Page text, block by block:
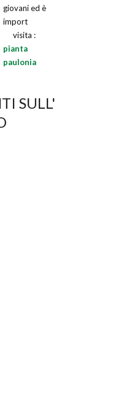
giovani ed è
import
visita :
pianta
paulonia
SULL'